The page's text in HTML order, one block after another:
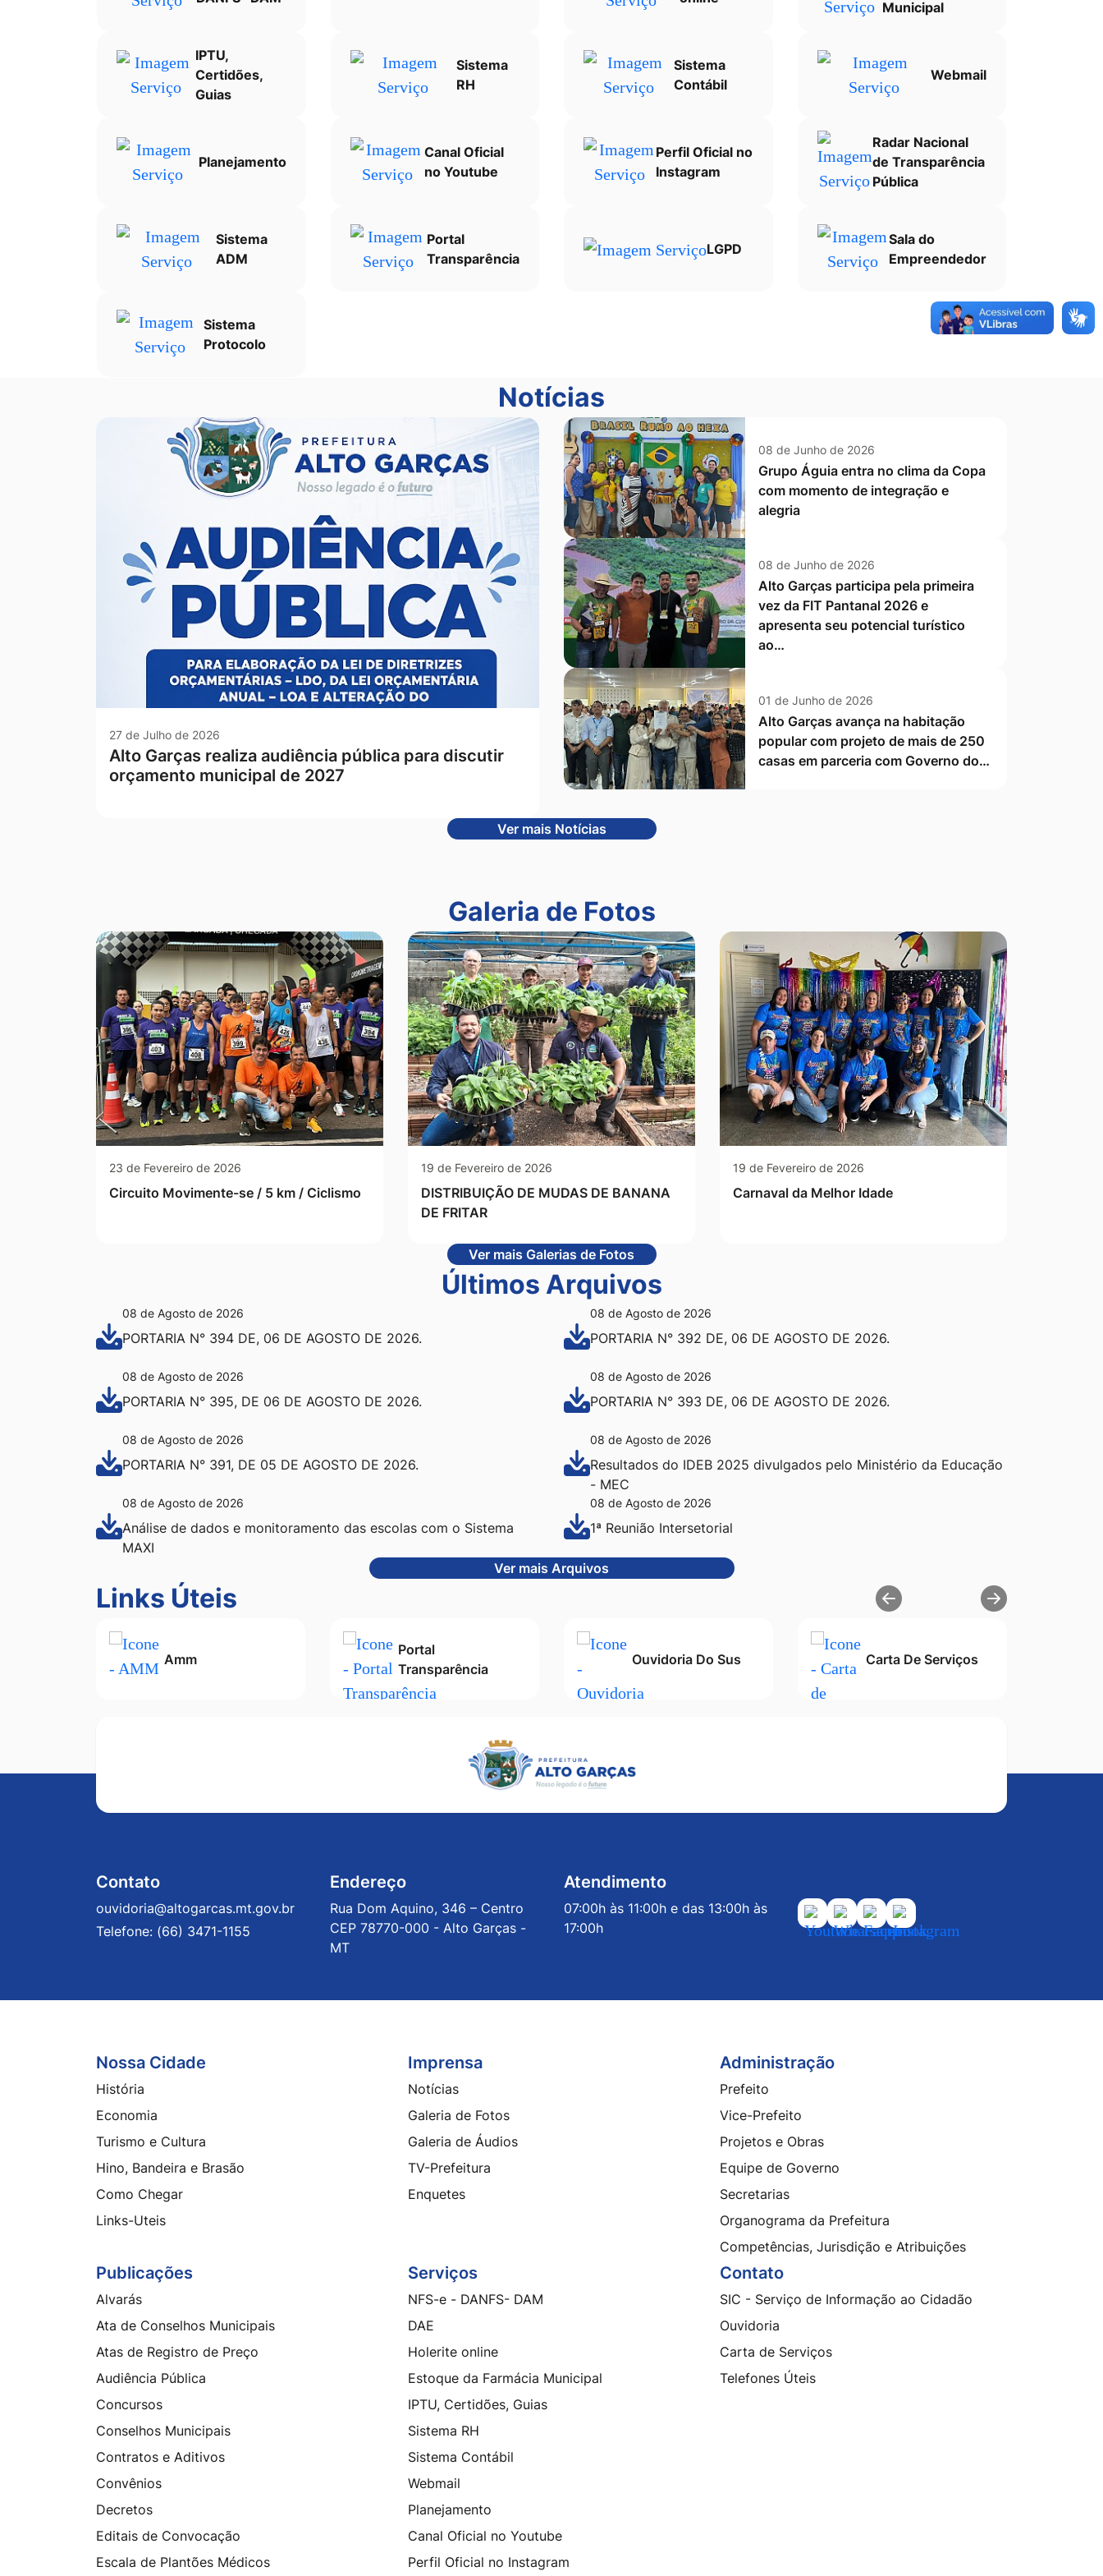
rodapé
Municipal
IPTU,
Certidões,
Guias
Sistema
RH
Sistema
Contábil
Webmail
Planejamento
Canal Oficial
no Youtube
Perfil Oficial no
Instagram
Radar Nacional
de Transparência
Pública
Sistema
ADM
Portal
Transparência
LGPD
Sala do
Empreendedor
Sistema
Protocolo
Notícias
27 de Julho de 2026
Alto Garças realiza audiência pública para discutir
orçamento municipal de 2027
08 de Junho de 2026
Grupo Águia entra no clima da Copa
com momento de integração e
alegria
08 de Junho de 2026
Alto Garças participa pela primeira
vez da FIT Pantanal 2026 e
apresenta seu potencial turístico
ao…
01 de Junho de 2026
Alto Garças avança na habitação
popular com projeto de mais de 250
casas em parceria com Governo do…
Ver mais Notícias
Galeria de Fotos
23 de Fevereiro de 2026
Circuito Movimente-se / 5 km / Ciclismo
19 de Fevereiro de 2026
DISTRIBUIÇÃO DE MUDAS DE BANANA
DE FRITAR
19 de Fevereiro de 2026
Carnaval da Melhor Idade
Ver mais Galerias de Fotos
Últimos Arquivos
08 de Agosto de 2026
PORTARIA N° 394 DE, 06 DE AGOSTO DE 2026.
08 de Agosto de 2026
PORTARIA N° 392 DE, 06 DE AGOSTO DE 2026.
08 de Agosto de 2026
PORTARIA N° 395, DE 06 DE AGOSTO DE 2026.
08 de Agosto de 2026
PORTARIA N° 393 DE, 06 DE AGOSTO DE 2026.
08 de Agosto de 2026
PORTARIA N° 391, DE 05 DE AGOSTO DE 2026.
08 de Agosto de 2026
Resultados do IDEB 2025 divulgados pelo Ministério da Educação
- MEC
08 de Agosto de 2026
Análise de dados e monitoramento das escolas com o Sistema
MAXI
08 de Agosto de 2026
1ª Reunião Intersetorial
Ver mais Arquivos
Seção Links ÚteisLinks Úteis
Amm
Portal
Transparência
Ouvidoria Do Sus Carta De Serviços
Contato
ouvidoria@altogarcas.mt.gov.br
Telefone: (66) 3471-1155
Endereço
Rua Dom Aquino, 346 – Centro
CEP 78770-000 - Alto Garças -
MT
Atendimento
07:00h às 11:00h e das 13:00h às
17:00h
Acessar
a
Acessar
a
Acessar
a
Acessar
a
Seção do Rodapé e Contato
Nossa Cidade
História
Economia
Turismo e Cultura
Hino, Bandeira e Brasão
Como Chegar
Links-Uteis
Imprensa
Notícias
Galeria de Fotos
Galeria de Áudios
TV-Prefeitura
Enquetes
Administração
Prefeito
Vice-Prefeito
Projetos e Obras
Equipe de Governo
Secretarias
Organograma da Prefeitura
Competências, Jurisdição e Atribuições
Publicações
Alvarás
Ata de Conselhos Municipais
Atas de Registro de Preço
Audiência Pública
Concursos
Conselhos Municipais
Contratos e Aditivos
Convênios
Decretos
Editais de Convocação
Escala de Plantões Médicos
Serviços
NFS-e - DANFS- DAM
DAE
Holerite online
Estoque da Farmácia Municipal
IPTU, Certidões, Guias
Sistema RH
Sistema Contábil
Webmail
Planejamento
Canal Oficial no Youtube
Perfil Oficial no Instagram
Contato
SIC - Serviço de Informação ao Cidadão
Ouvidoria
Carta de Serviços
Telefones Úteis